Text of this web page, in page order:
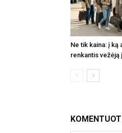
Ne tik kaina: į
renkantis vežėją